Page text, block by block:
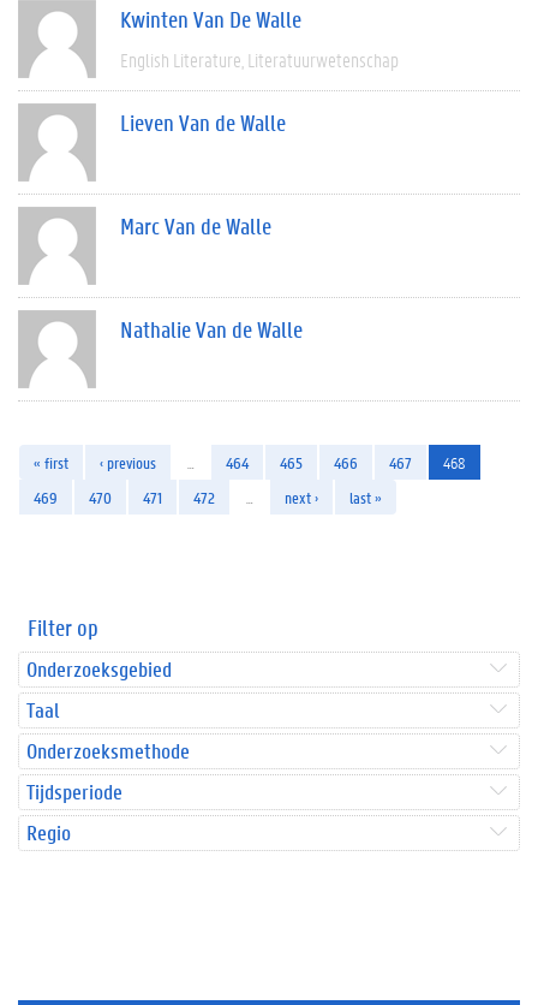
Kwinten Van De Walle
English Literature Literatuurwetenschap
Lieven Van de Walle
Marc Van de Walle
Nathalie Van de Walle
« first ‹ previous 464 465 466 467
468
469
470 471 472 next › last »
Filter op
Onderzoeksgebied
Taal
Onderzoeksmethode
Tijdsperiode
Regio